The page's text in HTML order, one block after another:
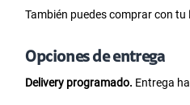
También puedes comprar con tu
Opciones de entrega
Delivery programado. Entrega